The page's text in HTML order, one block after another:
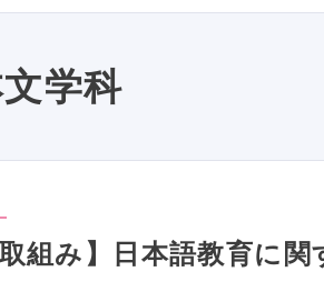
学科
取組み】日本語教育に